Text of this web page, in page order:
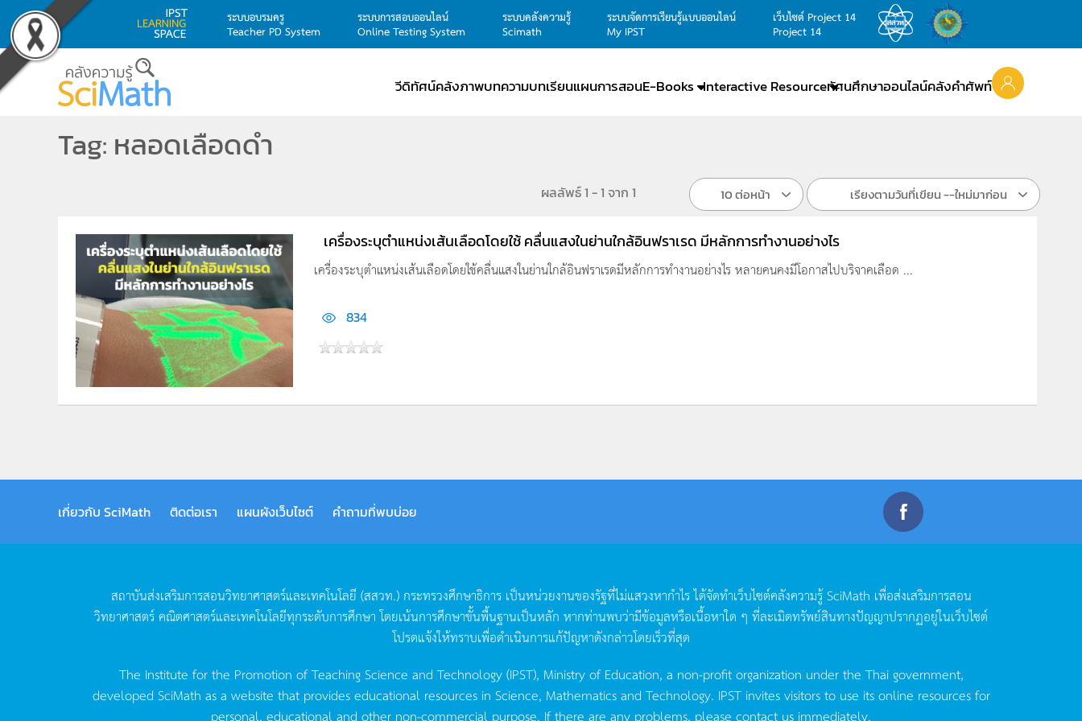
Skip to main content
ระบบอบรมครู
Teacher PD System
ระบบการสอบออนไลน์
Online Testing System
ระบบคลังความรู้
Scimath
ระบบจัดการเรียนรู้แบบออนไลน์
My IPST
เว็บไซต์ Project 14
Project 14
วีดิทัศน์คลังภาพบทความบทเรียนแผนการสอนE-Books Interactive Resourceทัศนศึกษาออนไลน์คลังคำศัพท์
Tag: หลอดเลือดดำ
ผลลัพธ์ 1 - 1 จาก 1 10 ต่อหน้า เรียงตามวันที่เขียน --ใหม่มาก่อน
เครื่องระบุตำแหน่งเส้นเลือดโดยใช้ คลื่นแสงในย่านใกล้อินฟราเรด มีหลักการทำงานอย่างไร
เครื่องระบุตำแหน่งเส้นเลือดโดยใช้คลื่นแสงในย่านใกล้อินฟราเรดมีหลักการทำงานอย่างไร หลายคนคงมีโอกาสไปบริจาคเลือด ...
834
เกี่ยวกับ SciMath ติดต่อเรา แผนผังเว็บไซต์ คำถามที่พบบ่อย
สถาบันส่งเสริมการสอนวิทยาศาสตร์และเทคโนโลยี (สสวท.) กระทรวงศึกษาธิการ เป็นหน่วยงานของรัฐที่ไม่แสวงหากำไรได้จัดทำเว็บไซต์คลังความรู้SciMath เพื่อส่งเสริมการสอน
วิทยาศาสตร์คณิตศาสตร์และเทคโนโลยีทุกระดับการศึกษา โดยเน้นการศึกษาขั้นพื้นฐานเป็นหลัก หากท่านพบว่ามีข้อมูลหรือเนื้อหาใด ๆ ที่ละเมิดทรัพย์สินทางปัญญาปรากฏอยู่ในเว็บไซต์
โปรดแจ้งให้ทราบเพื่อดำเนินการแก้ปัญหาดังกล่าวโดยเร็วที่สุด
The Institute for the Promotion of Teaching Science and Technology (IPST), Ministry of Education, a non-profit organization under the Thai government,
developed SciMath as a website that provides educational resources in Science, Mathematics and Technology. IPST invites visitors to use its online resources for
personal, educational and other non-commercial purpose. If there are any problems, please contact us immediately.